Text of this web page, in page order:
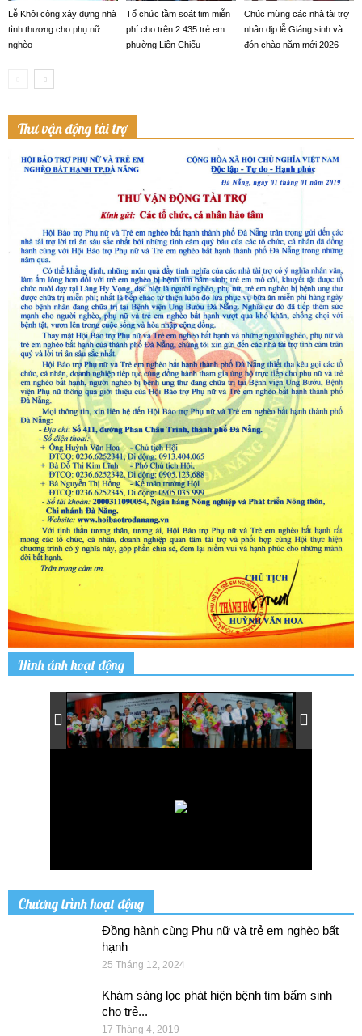
Lễ Khởi công xây dựng nhà
tình thương cho phụ nữ
nghèo
Tổ chức tầm soát tim miễn
phí cho trên 2.435 trẻ em
phường Liên Chiểu
Chúc mừng các nhà tài trợ
nhân dịp lễ Giáng sinh và
đón chào năm mới 2026
Thư vận động tài trợ
Hình ảnh hoạt động
Chương trình hoạt động
Đồng hành cùng Phụ nữ và trẻ em nghèo bất
hạnh
25 Tháng 12, 2024
Khám sàng lọc phát hiện bệnh tim bẩm sinh
cho trẻ...
17 Tháng 4, 2019